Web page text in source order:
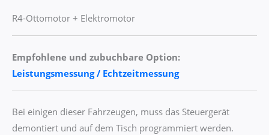
R4-Ottomotor + Elektromotor
Empfohlene und zubuchbare Option:
Leistungsmessung / Echtzeitmessung
Bei einigen dieser Fahrzeugen, muss das Steuergerät
demontiert und auf dem Tisch programmiert werden.